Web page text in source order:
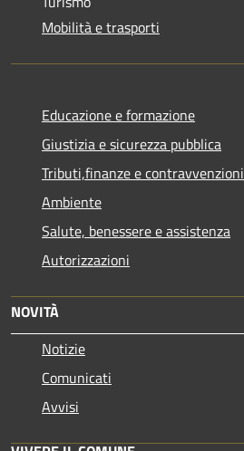
Mobilità e trasporti
Educazione e formazione
Giustizia e sicurezza pubblica
Tributi,finanze e contravvenzioni
Ambiente
Salute, benessere e assistenza
Autorizzazioni
NOVITÀ
Notizie
Comunicati
Avvisi